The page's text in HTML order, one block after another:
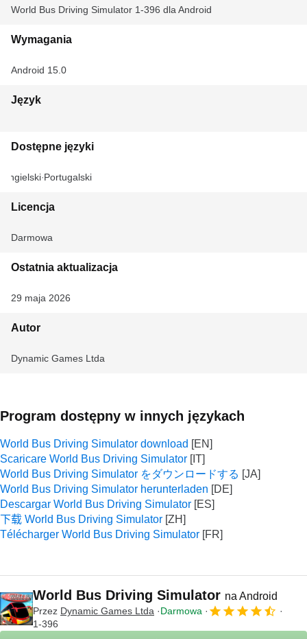
World Bus Driving Simulator 1-396 dla Android
Wymagania
Android 15.0
Język
Dostępne języki
Angielski Portugalski
Licencja
Darmowa
Ostatnia aktualizacja
29 maja 2026
Autor
Dynamic Games Ltda
Program dostępny w innych językach
World Bus Driving Simulator download
Scaricare World Bus Driving Simulator
World Bus Driving Simulator をダウンロードする
World Bus Driving Simulator herunterladen
Descargar World Bus Driving Simulator
下载 World Bus Driving Simulator
Télécharger World Bus Driving Simulator
World Bus Driving Simulator na Android
Przez Dynamic Games Ltda
Darmowa
1-396